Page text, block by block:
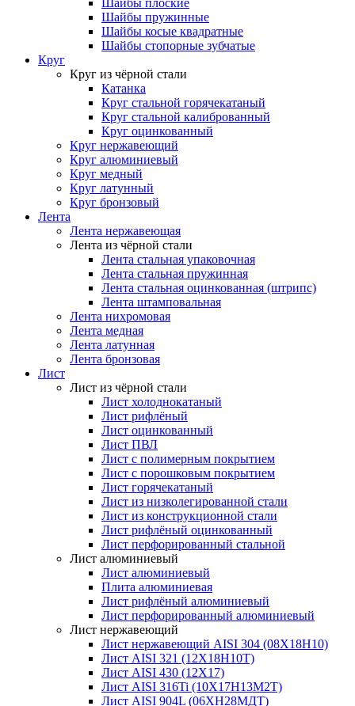
Шайбы плоские
Шайбы пружинные
Шайбы косые квадратные
Шайбы стопорные зубчатые
Круг
Круг из чёрной стали
Катанка
Круг стальной горячекатаный
Круг стальной калиброванный
Круг оцинкованный
Круг нержавеющий
Круг алюминиевый
Круг медный
Круг латунный
Круг бронзовый
Лента
Лента нержавеющая
Лента из чёрной стали
Лента стальная упаковочная
Лента стальная пружинная
Лента стальная оцинкованная (штрипс)
Лента штамповальная
Лента нихромовая
Лента медная
Лента латунная
Лента бронзовая
Лист
Лист из чёрной стали
Лист холоднокатаный
Лист рифлёный
Лист оцинкованный
Лист ПВЛ
Лист с полимерным покрытием
Лист с порошковым покрытием
Лист горячекатаный
Лист из низколегированной стали
Лист из конструкционной стали
Лист рифлёный оцинкованный
Лист перфорированный стальной
Лист алюминиевый
Лист алюминиевый
Плита алюминиевая
Лист рифлёный алюминиевый
Лист перфорированный алюминиевый
Лист нержавеющий
Лист нержавеющий AISI 304 (08Х18Н10)
Лист AISI 321 (12Х18Н10Т)
Лист AISI 430 (12Х17)
Лист AISI 316Ti (10Х17Н13М2Т)
Лист AISI 904L (06ХН28МДТ)